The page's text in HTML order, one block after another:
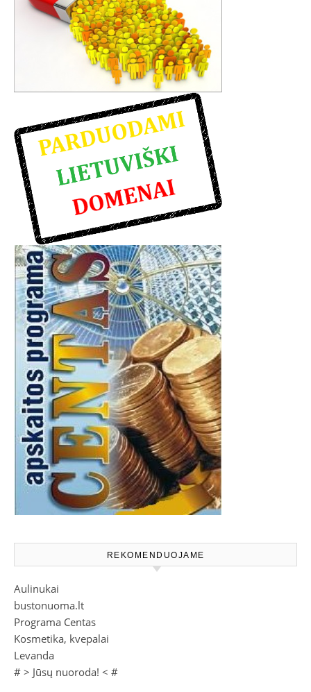
REKOMENDUOJAME
Aulinukai
bustonuoma.lt
Programa Centas
Kosmetika, kvepalai
Levanda
# > Jūsų nuoroda! < #